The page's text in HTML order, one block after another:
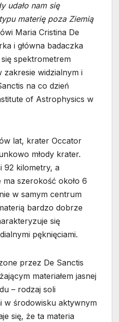
udało nam się
materię poza Ziemią
Maria Cristina De
i główna badaczka
spektrometrem
zakresie widzialnym i
na co dzień
of Astrophysics w
lat, krater Occator
młody krater.
92 kilometry, a
szerokość około 6
w samym centrum
bardzo dobrze
się
pęknięciami.
przez De Sanctis
materiałem jasnej
– rodzaj soli
w środowisku aktywnym
się, że ta materia